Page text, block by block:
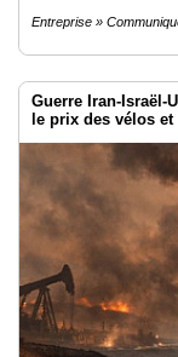
Entreprise »
Guerre Iran-Israël-
le prix des vélos